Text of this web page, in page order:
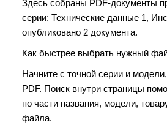
Здесь собраны PDF-документы
серии: Технические данные 1,
опубликовано 2 документа.
Как быстрее выбрать нужный
Начните с точной серии и
PDF. Поиск внутри страницы
по части названия, модели,
файла.